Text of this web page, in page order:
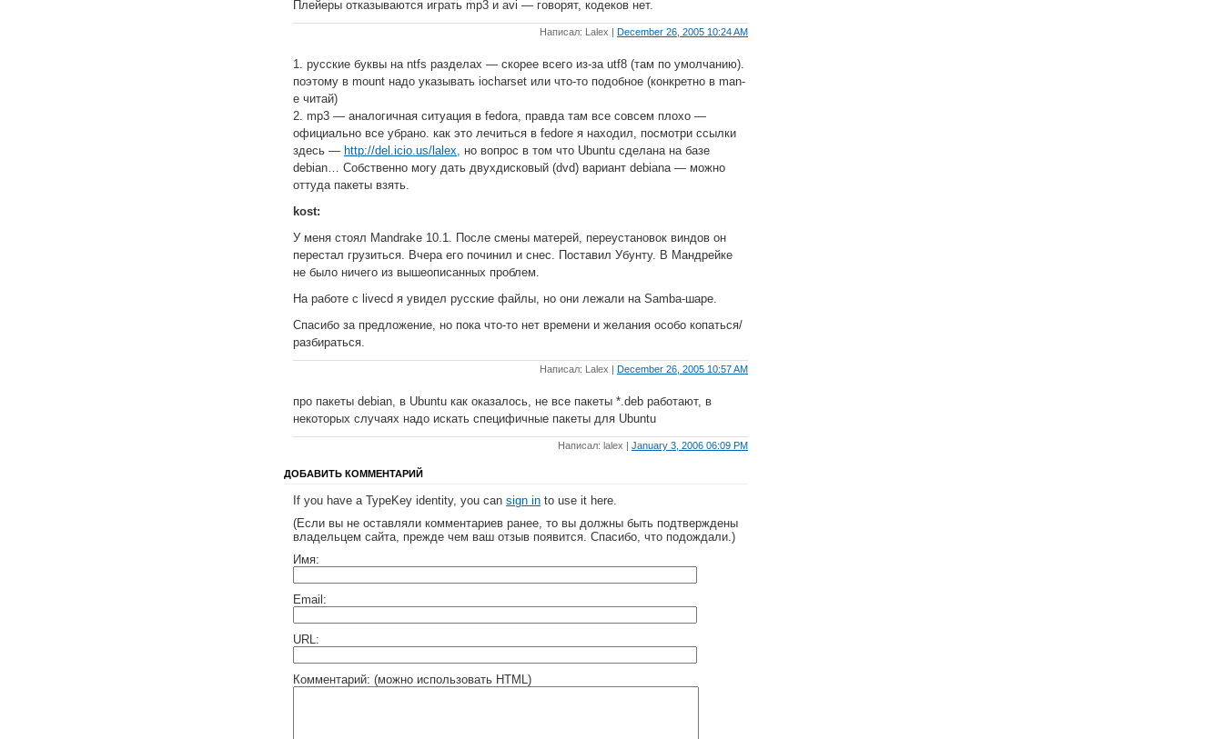
Плейеры отказываются играть mp3 и avi — говорят, кодеков нет.
Написал: Lalex | December 26, 2005 10:24 AM
1. русские буквы на ntfs разделах — скорее всего из-за utf8 (там по умолчанию).
поэтому в mount надо указывать iocharset или что-то подобное (конкретно в man-
е читай)
2. mp3 — аналогичная ситуация в fedora, правда там все совсем плохо —
официально все убрано. как это лечиться в fedore я находил, посмотри ссылки
здесь — http://del.icio.us/lalex, но вопрос в том что Ubuntu сделана на базе
debian… Собственно могу дать двухдисковый (dvd) вариант debiana — можно
оттуда пакеты взять.
kost:
У меня стоял Mandrake 10.1. После смены матерей, переустановок виндов он
перестал грузиться. Вчера его починил и снес. Поставил Убунту. В Мандрейке
не было ничего из вышеописанных проблем.
На работе с livecd я увидел русские файлы, но они лежали на Samba-шаре.
Спасибо за предложение, но пока что-то нет времени и желания особо копаться/
разбираться.
Написал: Lalex | December 26, 2005 10:57 AM
про пакеты debian, в Ubuntu как оказалось, не все пакеты *.deb работают, в
некоторых случаях надо искать специфичные пакеты для Ubuntu
Написал: lalex | January 3, 2006 06:09 PM
ДОБАВИТЬ КОММЕНТАРИЙ
If you have a TypeKey identity, you can sign in to use it here.
(Если вы не оставляли комментариев ранее, то вы должны быть подтверждены
владельцем сайта, прежде чем ваш отзыв появится. Спасибо, что подождали.)
Имя:
Email:
URL:
Комментарий: (можно использовать HTML)